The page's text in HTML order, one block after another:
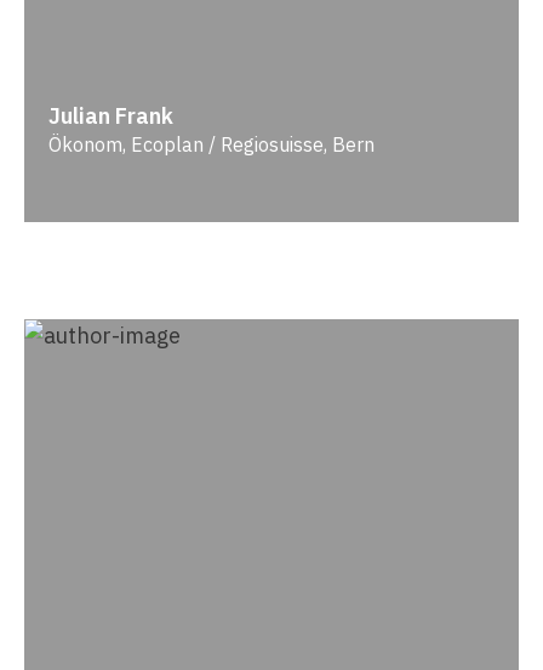
Julian Frank
Ökonom, Ecoplan / Regiosuisse, Bern